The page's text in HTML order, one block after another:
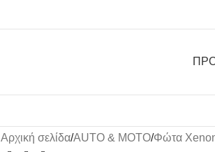
Αρχική σελίδα/AUTO & MOTO/Φώτα